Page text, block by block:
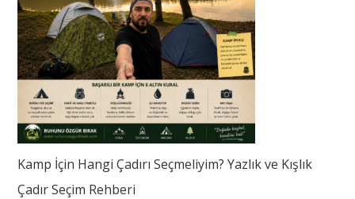
Kamp İçin Hangi Çadırı Seçmeliyim? Yazlık ve Kışlık
Çadır Seçim Rehberi